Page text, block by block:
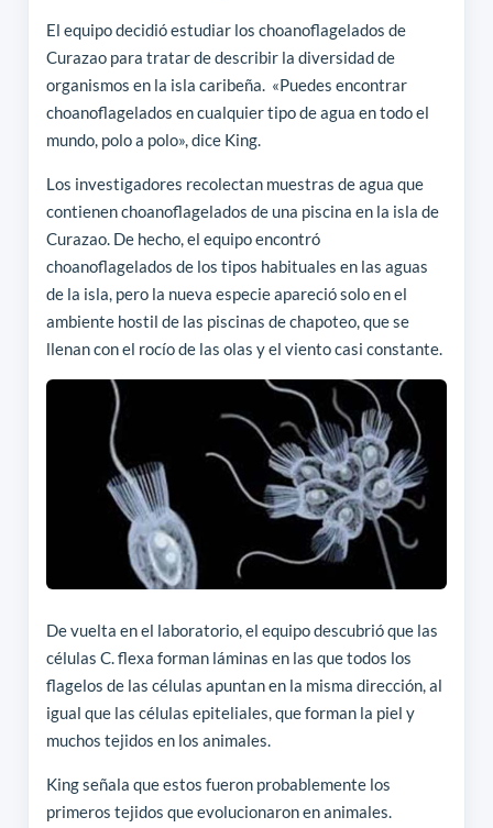
El equipo decidió estudiar los choanoflagelados de
Curazao para tratar de describir la diversidad de
organismos en la isla caribeña. «Puedes encontrar
choanoflagelados en cualquier tipo de agua en todo el
mundo, polo a polo», dice King.
Los investigadores recolectan muestras de agua que
contienen choanoflagelados de una piscina en la isla de
Curazao. De hecho, el equipo encontró
choanoflagelados de los tipos habituales en las aguas
de la isla, pero la nueva especie apareció solo en el
ambiente hostil de las piscinas de chapoteo, que se
llenan con el rocío de las olas y el viento casi constante.
De vuelta en el laboratorio, el equipo descubrió que las
células C. flexa forman láminas en las que todos los
flagelos de las células apuntan en la misma dirección, al
igual que las células epiteliales, que forman la piel y
muchos tejidos en los animales.
King señala que estos fueron probablemente los
primeros tejidos que evolucionaron en animales.